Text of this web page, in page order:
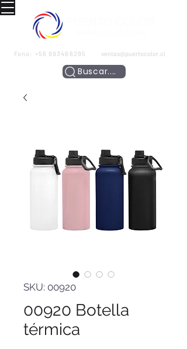
Fono: +56 993466295 ventas@puertocolor.cl
Buscar....
SKU: 00920
00920 Botella
térmica